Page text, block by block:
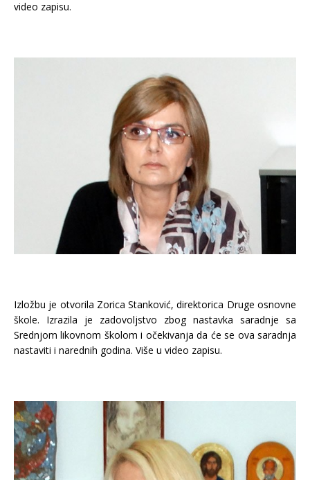
video zapisu.
Izložbu je otvorila Zorica Stanković, direktorica Druge osnovne
škole. Izrazila je zadovoljstvo zbog nastavka saradnje sa
Srednjom likovnom školom i očekivanja da će se ova saradnja
nastaviti i narednih godina. Više u video zapisu.